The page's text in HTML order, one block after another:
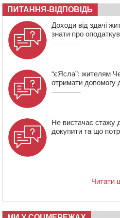
сплатили на Черкащині
06 СЕРПНЯ 2026, ЧЕТВЕР
21:13
Вісім медалей, з яких
спортсмени тріумфували на
ПИТАННЯ-ВІДПОВІДЬ
Доходи від здачі
знати про
“єЯсла”: жителям
отримати допомогу
Не вистачає стажу
докупити та що
Читати